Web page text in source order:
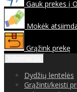
Gauk prekes į
Mokėk
Grąžink prekę
Dydžių lentelės
Grąžinti/keisti